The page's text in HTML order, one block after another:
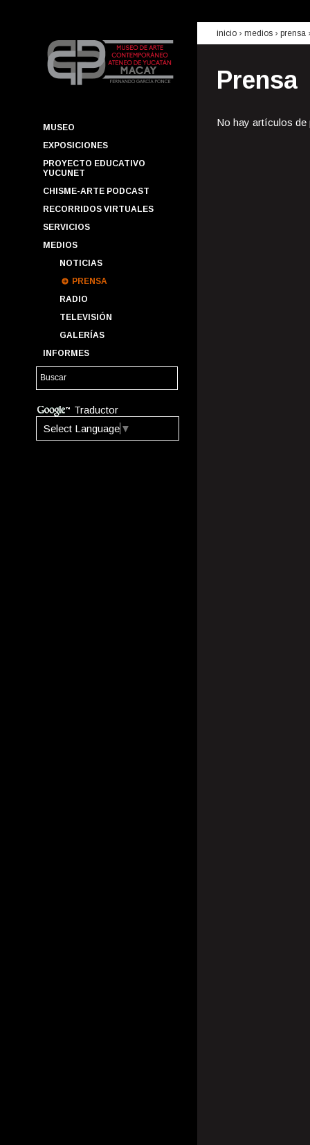
MUSEO
EXPOSICIONES
PROYECTO EDUCATIVO
YUCUNET
CHISME-ARTE PODCAST
RECORRIDOS VIRTUALES
SERVICIOS
MEDIOS
NOTICIAS
PRENSA
RADIO
TELEVISIÓN
GALERÍAS
INFORMES
Traductor
Select Language ▼
inicio › medios › prensa
Prensa
No hay artículos de